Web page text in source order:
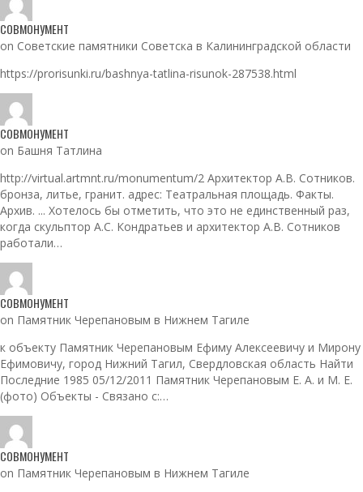
СОВМОНУМЕНТ
on Советские памятники Советска в Калининградской области
https://prorisunki.ru/bashnya-tatlina-risunok-287538.html
СОВМОНУМЕНТ
on Башня Татлина
http://virtual.artmnt.ru/monumentum/2 Архитектор А.В. Сотников.
бронза, литье, гранит. адрес: Театральная площадь. Факты.
Архив. ... Хотелось бы отметить, что это не единственный раз,
когда скульптор А.С. Кондратьев и архитектор А.В. Сотников
работали…
СОВМОНУМЕНТ
on Памятник Черепановым в Нижнем Тагиле
к объекту Памятник Черепановым Ефиму Алексеевичу и Мирону
Ефимовичу, город Нижний Тагил, Свердловская область Найти
Последние 1985 05/12/2011 Памятник Черепановым Е. А. и М. Е.
(фото) Объекты - Связано с:…
СОВМОНУМЕНТ
on Памятник Черепановым в Нижнем Тагиле